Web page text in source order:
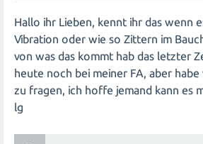
Hallo ihr Lieben, kennt ihr das wenn
Vibration oder wie so Zittern im
von was das kommt hab das letzter
heute noch bei meiner FA, aber habe
zu fragen, ich hoffe jemand kann es
lg